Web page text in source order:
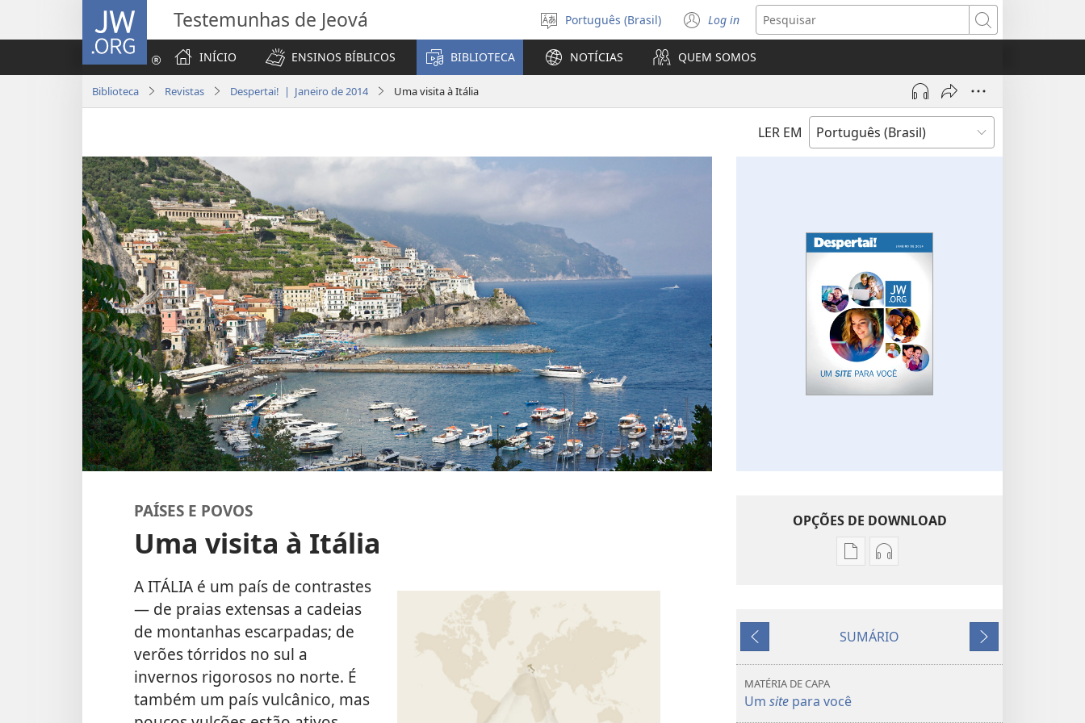
JW.ORG Testemunhas de Jeová
Selecione
o
idioma
Português (Brasil) Log in
(abre
nova
janela)
Pesquisar
INÍCIO
ENSINOS BÍBLICOS BIBLIOTECA NOTÍCIAS QUEM SOMOS
Biblioteca Revistas Despertai! | Janeiro de 2014 Uma visita à Itália
LER EM
PAÍSES E POVOS
Uma visita à Itália
A ITÁLIA é um país de contrastes
— de praias extensas a cadeias
de montanhas escarpadas; de
verões tórridos no sul a
invernos rigorosos no norte. É
também um país vulcânico, mas
OPÇÕES DE DOWNLOAD
Opções
publicações
site
Opções
áudio
Anterior
SUMÁRIO
Próximo
MATÉRIA DE CAPA
Um site para você